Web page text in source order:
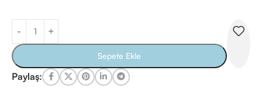
Sepete Ekle
Paylaş: